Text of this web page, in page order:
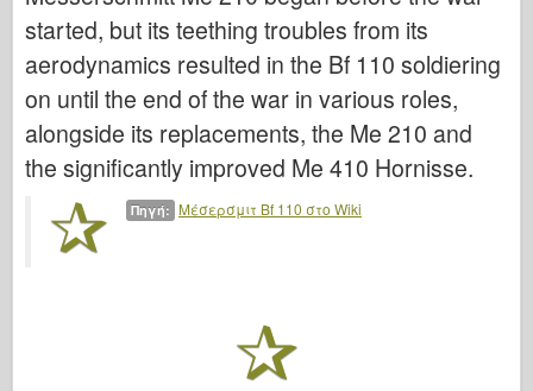
Tamiya
Tristar
Τρομπετίστας
Zvezda
Άλμπουμ- Φωτογραφίες
Περπατήστε γύρω
Βιβλία
started, but its teething troubles from its
aerodynamics resulted in the Bf 110 soldiering
on until the end of the war in various roles,
alongside its replacements, the Me 210 and
the significantly improved Me 410 Hornisse.
Πηγή: Μέσερσμιτ Bf 110 στο Wiki